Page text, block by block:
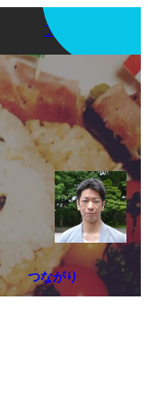
アプリを使う
つながり